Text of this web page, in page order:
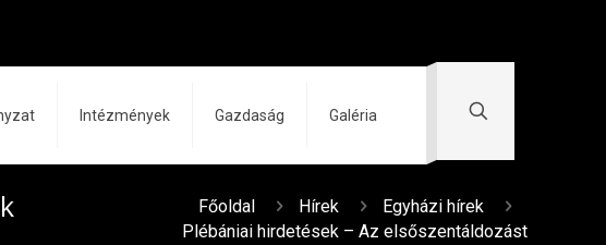
Intézmények Gazdaság Galéria
Főoldal Hírek
Egyházi hírek
Plébániai hirdetések – Az elsőszentáldozást